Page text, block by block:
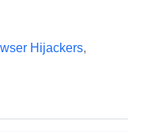
Hijackers,